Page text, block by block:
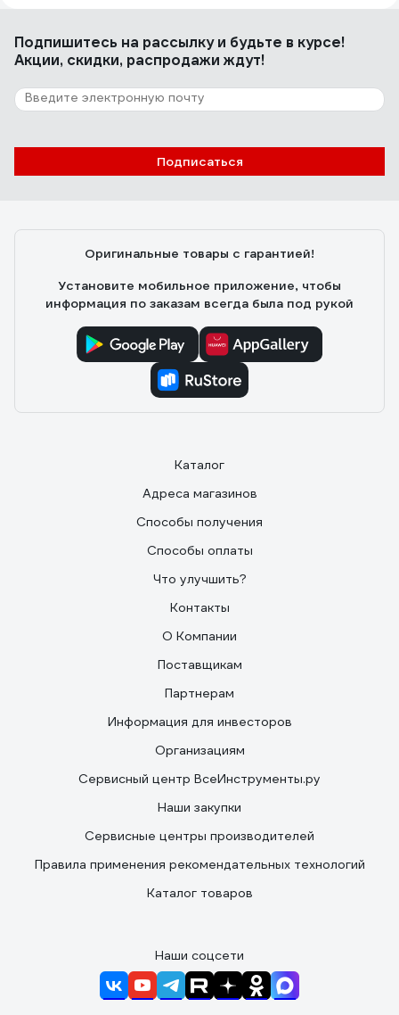
Недорогой, простой, небольшой замок, подходит для
13 отзывов
Отзыв о врезном замке APECS 1425-AB
Офицеров Е. 14.03.2022
Подпишитесь на рассылкуи будьте в курсе!
Акции, скидки, распродажи ждут!
Подписаться
Оригинальные товары с гарантией!
Установите мобильное приложение, чтобы
информация по заказам всегда была под рукой
Каталог
Адреса магазинов
Способы получения
Способы оплаты
Что улучшить?
Контакты
О Компании
Поставщикам
Партнерам
Информация для инвесторов
Организациям
Сервисный центр ВсеИнструменты.ру
Наши закупки
Сервисные центры производителей
Правила применения рекомендательных технологий
Каталог товаров
Наши соцсети